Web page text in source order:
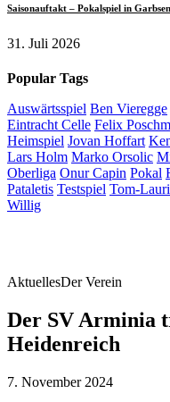
Saisonauftakt – Pokalspiel in Garbsen
31. Juli 2026
Popular Tags
Auswärtsspiel Ben Vieregge
Eintracht Celle Felix
Heimspiel Jovan Hoffart
Lars Holm Marko Orsolic
Oberliga Onur Capin Pokal
Pataletis Testspiel Tom-
Willig
AktuellesDer Verein
Der SV Arminia
Heidenreich
7. November 2024